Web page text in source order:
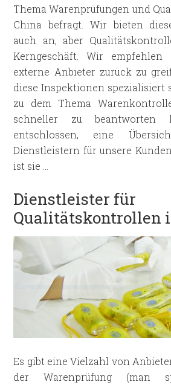
Thema Warenprüfungen und
China befragt. Wir bieten
auch an, aber
Kerngeschäft. Wir
externe Anbieter zurück zu
diese Inspektionen spezialisiert
zu dem Thema
schneller zu
entschlossen, eine
Dienstleistern für unsere
ist sie …
Dienstleister für
Qualitätskontrollen
Es gibt eine Vielzahl von
der Warenprüfung (man